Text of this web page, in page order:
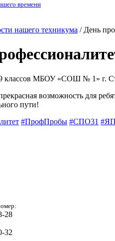
времени
нашего техникума / День
классов МБОУ «СОШ № 1» г.
возможность для
пути!
#ПрофПробы #СПО31
28
32